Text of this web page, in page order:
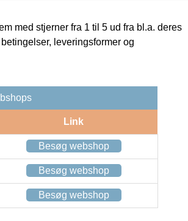
med stjerner fra 1 til 5 ud fra bl.a. deres
leveringsformer og
Link
Besøg webshop
Besøg webshop
Besøg webshop